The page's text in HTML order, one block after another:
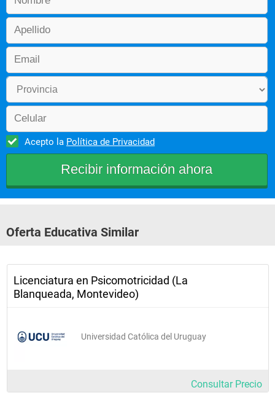
Acepto la Política de Privacidad
Oferta Educativa Similar
Licenciatura en Psicomotricidad (La
Blanqueada, Montevideo)
Universidad Católica del Uruguay
Consultar Precio